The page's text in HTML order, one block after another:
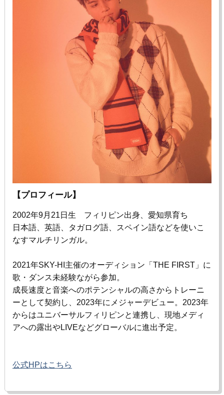
【プロフィール】
2002年9月 21 日生 フィリピン出身、愛知県育ち
⽇本語、英語、タガログ語、スペイン語などを使いこ
なすマルチリンガル。
2021年SKY-HI 主催のオーディション「 THE FIRST」に
歌・ダンス未経験ながら参加。
成⻑速度と⾳楽へのポテンシャルの⾼さからトレーニ
ーとして契約し、 2023年にメジャーデビュー。2023年
からはユニバーサルフィリピンと連携し、現地メディ
アへの露出やLIVEなどグローバルに進出予定。
公式HPはこちら